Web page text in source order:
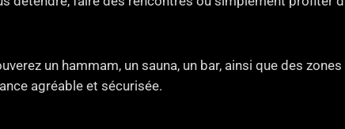
un hammam, un sauna, un bar, ainsi que des
agréable et sécurisée.